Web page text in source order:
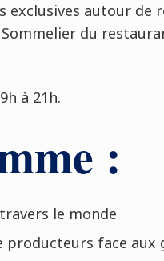
exclusives autour
du
à 21h.
:
le monde
producteurs face aux